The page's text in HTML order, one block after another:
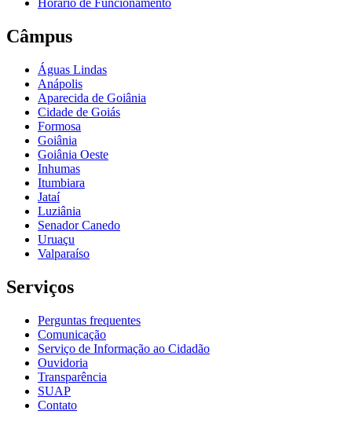
Horário de Funcionamento
Câmpus
Águas Lindas
Anápolis
Aparecida de Goiânia
Cidade de Goiás
Formosa
Goiânia
Goiânia Oeste
Inhumas
Itumbiara
Jataí
Luziânia
Senador Canedo
Uruaçu
Valparaíso
Serviços
Perguntas frequentes
Comunicação
Serviço de Informação ao Cidadão
Ouvidoria
Transparência
SUAP
Contato